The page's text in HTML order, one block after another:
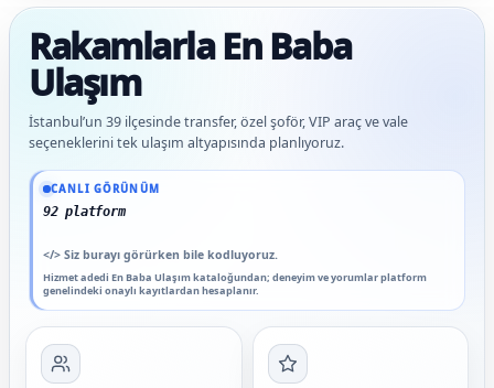
Rakamlarla En Baba
Ulaşım
İstanbul’un 39 ilçesinde transfer, özel şoför, VIP araç ve vale
seçeneklerini tek ulaşım altyapısında planlıyoruz.
CANLI GÖRÜNÜM
92 platform genelinde onaylı y
</> Siz burayı görürken bile kodluyoruz.
Hizmet adedi En Baba Ulaşım kataloğundan; deneyim ve yorumlar platform
genelindeki onaylı kayıtlardan hesaplanır.
Güncel veriler: 1.292+ En Baba ağı hizmet deneyimi; 92 platform genelinde